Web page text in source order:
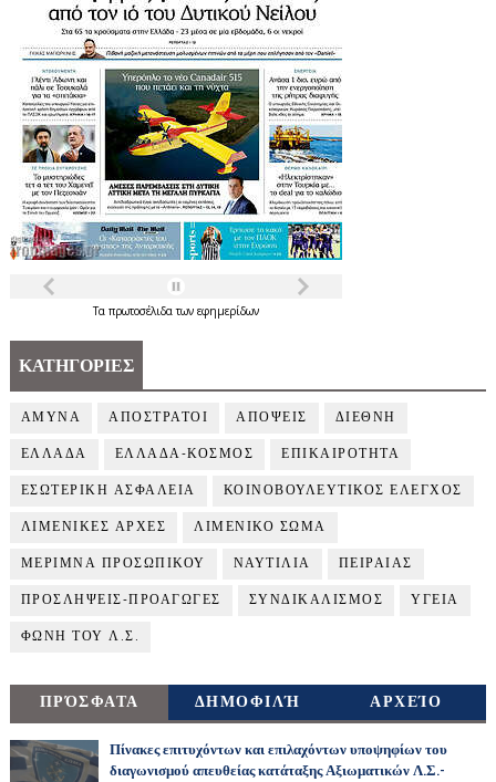
Τα πρωτοσέλιδατων εφημερίδων
ΚΑΤΗΓΟΡΙΕΣ
ΑΜΥΝΑ ΑΠΟΣΤΡΑΤΟΙ ΑΠΟΨΕΙΣ ΔΙΕΘΝΗ
ΕΛΛΑΔΑ ΕΛΛΑΔΑ-ΚΟΣΜΟΣ ΕΠΙΚΑΙΡΟΤΗΤΑ
ΕΣΩΤΕΡΙΚΗ ΑΣΦΑΛΕΙΑ ΚΟΙΝΟΒΟΥΛΕΥΤΙΚΟΣ ΕΛΕΓΧΟΣ
ΛΙΜΕΝΙΚΕΣ ΑΡΧΕΣ ΛΙΜΕΝΙΚΟ ΣΩΜΑ
ΜΕΡΙΜΝΑ ΠΡΟΣΩΠΙΚΟΥ ΝΑΥΤΙΛΙΑ ΠΕΙΡΑΙΑΣ
ΠΡΟΣΛΗΨΕΙΣ-ΠΡΟΑΓΩΓΕΣ ΣΥΝΔΙΚΑΛΙΣΜΟΣ ΥΓΕΙΑ
ΦΩΝΗ ΤΟΥ Λ.Σ.
ΠΡΌΣΦΑΤΑ ΔΗΜΟΦΙΛΉ ΑΡΧΕΊΟ
Πίνακες επιτυχόντων και επιλαχόντων υποψηφίων του
διαγωνισμού απευθείας κατάταξης Αξιωματικών Λ.Σ.-